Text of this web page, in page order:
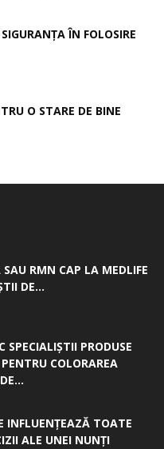
ÎN FOLOSIRE
O STARE DE BINE
RMN CAP LA MEDLIFE
DE...
SPECIALIȘTII PRODUSE
COLORAREA
INFLUENȚEAZĂ TOATE
ALE UNEI NUNȚI